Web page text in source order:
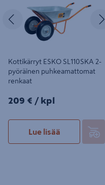
Edellinen
Kottikärryt ESKO SL110SKA 2-
pyöräinen puhkeamattomat
renkaat
209€/kpl
209 € / kpl
Lue lisää